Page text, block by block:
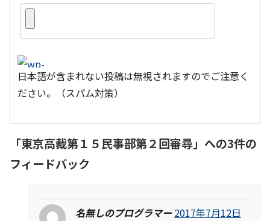
日本語が含まれない投稿は無視されますのでご注意く
ださい。（スパム対策）
「東京高裁第１５民事部第２回審尋」への3件の
フィードバック
名無しのプログラマー 2017年7月12日